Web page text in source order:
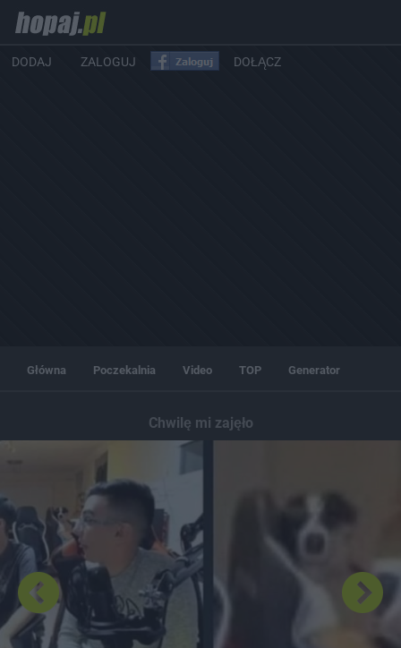
DODAJ ZALOGUJ DOŁĄCZ
Główna Poczekalnia Video TOP Generator
Chwilę mi zajęło